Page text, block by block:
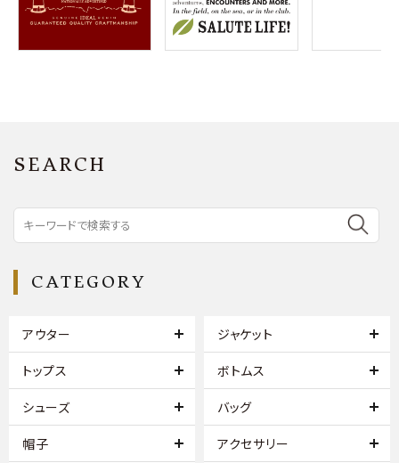
meeting_room ログイン 会員登録
SEARCH
CATEGORY
アウター ジャケット
トップス ボトムス
シューズ バッグ
帽子 アクセサリー